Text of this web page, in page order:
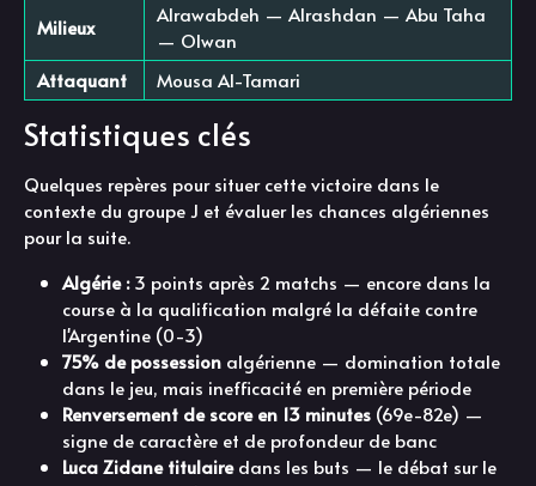
Milieux
Alrawabdeh — Alrashdan — Abu Taha
— Olwan
Attaquant
Mousa Al-Tamari
Statistiques clés
Quelques repères pour situer cette victoire dans le
contexte du groupe J et évaluer les chances algériennes
pour la suite.
Algérie :3 points après 2 matchs — encore dans la
course à la qualification malgré la défaite contre
l'Argentine (0-3)
75% de possession algérienne — domination totale
dans le jeu, mais inefficacité en première période
Renversement de score en 13 minutes (69e-82e) —
signe de caractère et de profondeur de banc
Luca Zidane titulairedans les buts — le débat sur le